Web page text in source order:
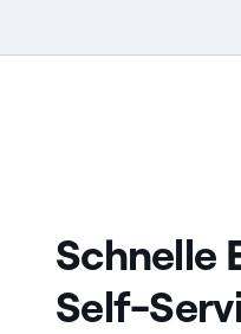
Schnelle
Self-